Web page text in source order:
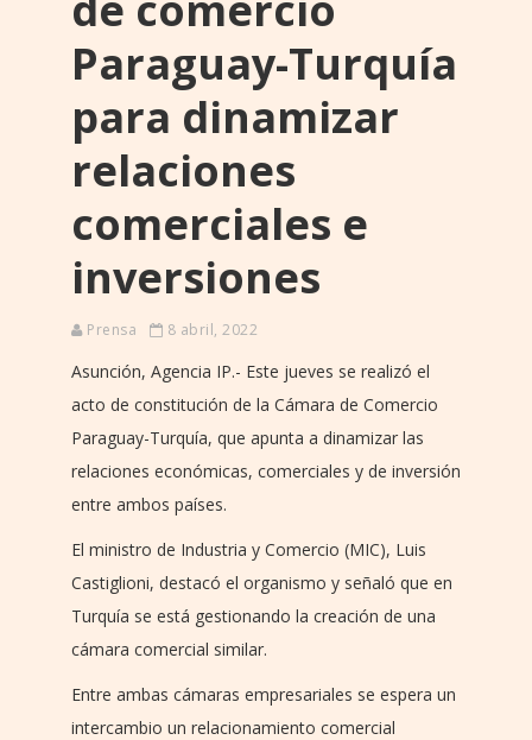
Paraguay-Turquía
para dinamizar
relaciones
comerciales e
inversiones
Prensa 8 abril, 2022
Asunción, Agencia IP.- Este jueves se realizó el
acto de constitución de la Cámara de Comercio
Paraguay-Turquía, que apunta a dinamizar las
relaciones económicas, comerciales y de inversión
entre ambos países.
El ministro de Industria y Comercio (MIC), Luis
Castiglioni, destacó el organismo y señaló que en
Turquía se está gestionando la creación de una
cámara comercial similar.
Entre ambas cámaras empresariales se espera un
intercambio un relacionamiento comercial